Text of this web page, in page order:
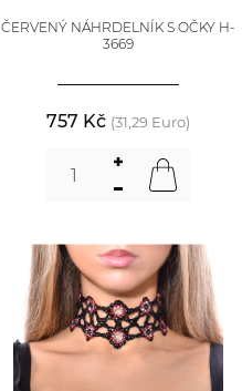
ČERVENÝ NÁHRDELNÍK S OČKY H-
3669
757 Kč (31,29 Euro)